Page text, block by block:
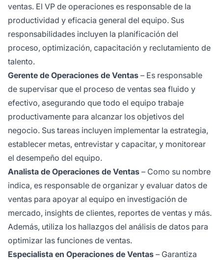
ventas. El VP de operaciones es responsable de la
productividad y eficacia general del equipo. Sus
responsabilidades incluyen la planificación del
proceso, optimización, capacitación y reclutamiento de
talento.
Gerente de Operaciones de Ventas – Es responsable
de supervisar que el proceso de ventas sea fluido y
efectivo, asegurando que todo el equipo trabaje
productivamente para alcanzar los objetivos del
negocio. Sus tareas incluyen implementar la estrategia,
establecer metas, entrevistar y capacitar, y monitorear
el desempeño del equipo.
Analista de Operaciones de Ventas – Como su nombre
indica, es responsable de organizar y evaluar datos de
ventas para apoyar al equipo en investigación de
mercado, insights de clientes, reportes de ventas y más.
Además, utiliza los hallazgos del análisis de datos para
optimizar las funciones de ventas.
Especialista en Operaciones de Ventas – Garantiza